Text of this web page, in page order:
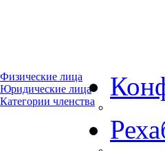
Физические лица
Юридические лица
Категории членства